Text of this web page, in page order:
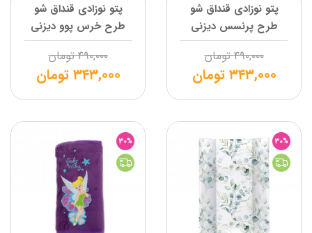
پتو نوزادی قنداق شو
طرح پرنسس دیزنی
۴۹۰,۰۰۰ تومان
۳۴۳,۰۰۰ تومان
پتو نوزادی قنداق شو
طرح خرس پوو دیزنی
۴۹۰,۰۰۰ تومان
۳۴۳,۰۰۰ تومان
30%
30%